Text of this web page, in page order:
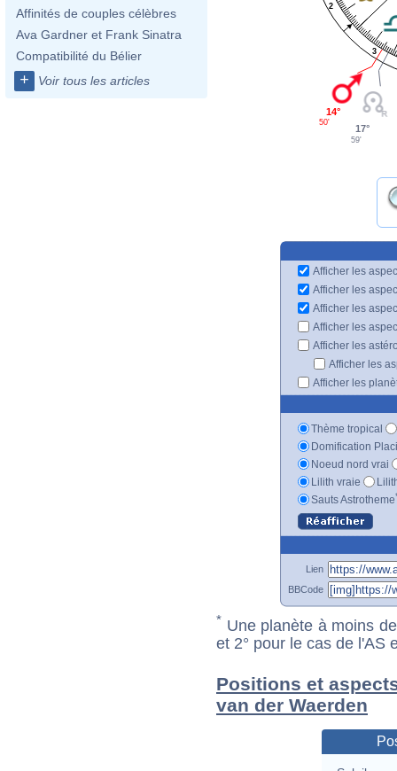
Affinités de couples célèbres
Ava Gardner et Frank Sinatra
Compatibilité du Bélier
+ Voir tous les articles
2
3
14°
50'
17°
59'
Afficher les
Afficher les
Afficher les
Afficher les
Afficher les
Afficher les
Afficher les
Thème tropical
Domification
Noeud nord vrai
Lilith vraie
Sauts Astrotheme
Lien
BBCode
* Une planète à moins
et 2° pour le cas de l'AS
Positions et
van der Waerden